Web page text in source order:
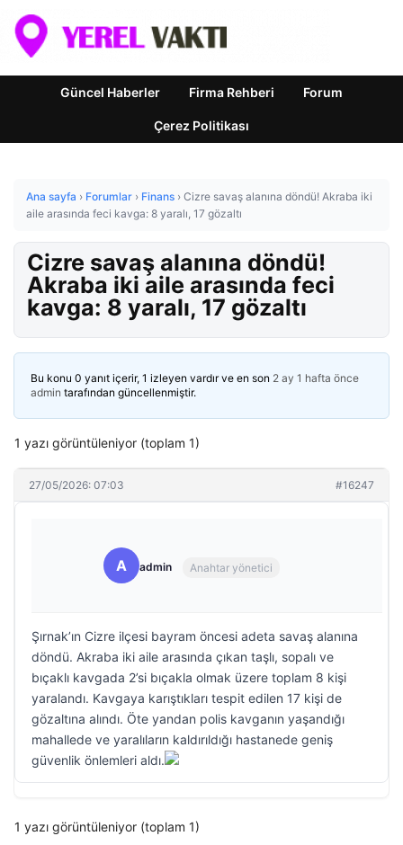
Güncel Haberler Firma Rehberi Forum
Çerez Politikası
Ana sayfa › Forumlar › Finans › Cizre savaş alanına döndü! Akraba iki
aile arasında feci kavga: 8 yaralı, 17 gözaltı
Cizre savaş alanına döndü!
Akraba iki aile arasında feci
kavga: 8 yaralı, 17 gözaltı
Bu konu 0 yanıt içerir, 1 izleyen vardır ve en son 2 ay 1 hafta önce
admin tarafından güncellenmiştir.
1 yazı görüntüleniyor (toplam 1)
27/05/2026: 07:03 #16247
A admin Anahtar yönetici
Şırnak’ın Cizre ilçesi bayram öncesi adeta savaş alanına
döndü. Akraba iki aile arasında çıkan taşlı, sopalı ve
bıçaklı kavgada 2’si bıçakla olmak üzere toplam 8 kişi
yaralandı. Kavgaya karıştıkları tespit edilen 17 kişi de
gözaltına alındı. Öte yandan polis kavganın yaşandığı
mahallede ve yaralıların kaldırıldığı hastanede geniş
güvenlik önlemleri aldı.
1 yazı görüntüleniyor (toplam 1)